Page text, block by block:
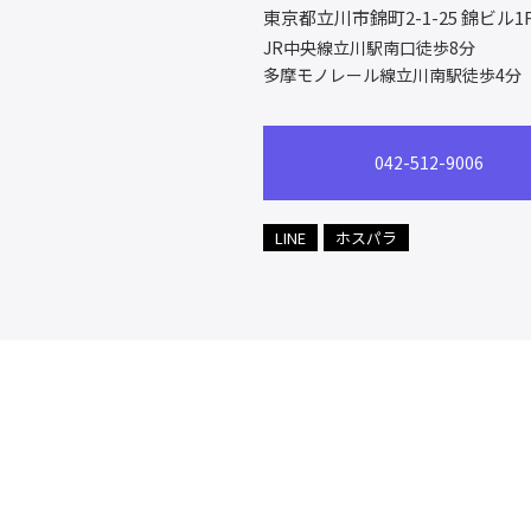
東京都立川市錦町2-1-25錦ビル
JR中央線立川駅南口徒歩8分
多摩モノレール線立川南駅徒歩4分
042-512-9006
LINE ホスパラ